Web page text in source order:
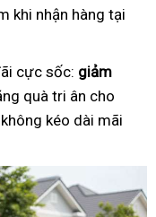
khi nhận hàng tại
cực sốc: giảm
quà tri ân cho
kéo dài mãi